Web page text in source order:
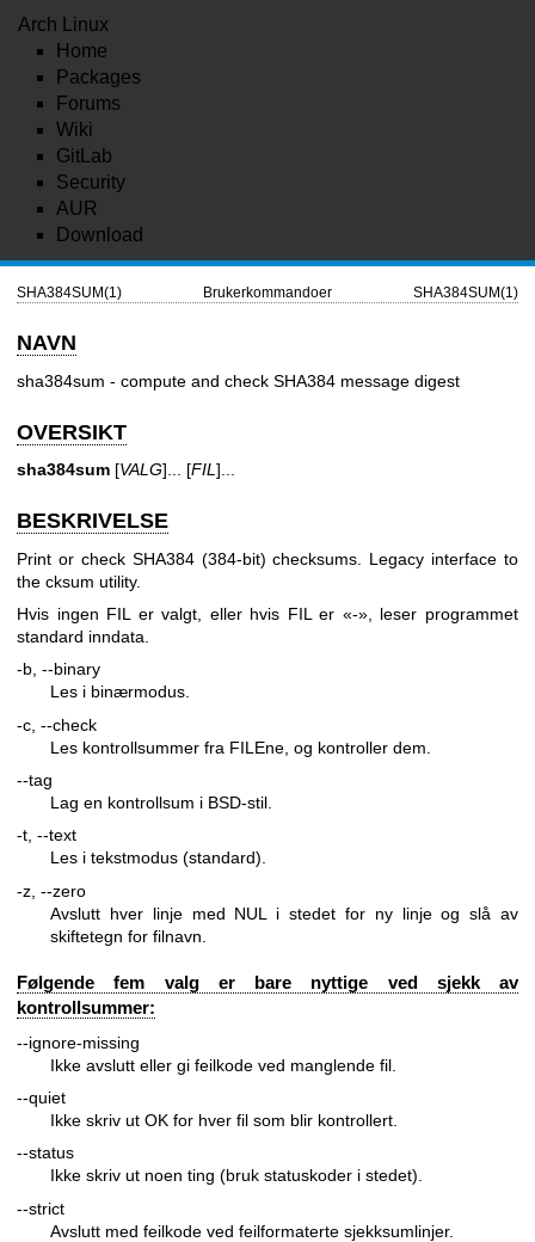
Arch Linux
Home
Packages
Forums
Wiki
GitLab
Security
AUR
Download
SHA384SUM(1) Brukerkommandoer SHA384SUM(1)
NAVN
sha384sum - compute and check SHA384 message digest
OVERSIKT
sha384sum [VALG]... [FIL ]...
BESKRIVELSE
Print or check SHA384 (384-bit) checksums. Legacy interface to
the cksum utility.
Hvis ingen FIL er valgt, eller hvis FIL er «-», leser programmet
standard inndata.
-b, --binary
Les i binærmodus.
-c, --check
Les kontrollsummer fra FILEne, og kontroller dem.
--tag
Lag en kontrollsum i BSD-stil.
-t, --text
Les i tekstmodus (standard).
-z, --zero
Avslutt hver linje med NUL i stedet for ny linje og slå av
skiftetegn for filnavn.
Følgende fem valg er bare nyttige ved sjekk av
kontrollsummer:
--ignore-missing
Ikke avslutt eller gi feilkode ved manglende fil.
--quiet
Ikke skriv ut OK for hver fil som blir kontrollert.
--status
Ikke skriv ut noen ting (bruk statuskoder i stedet).
--strict
Avslutt med feilkode ved feilformaterte sjekksumlinjer.